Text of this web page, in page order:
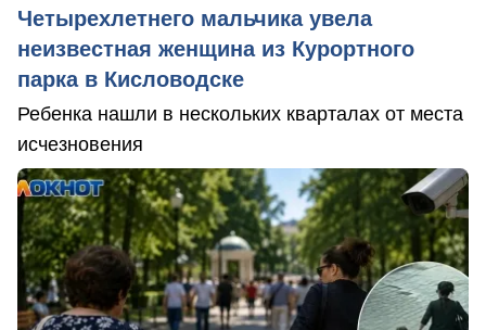
Четырехлетнего мальчика увела
неизвестная женщина из Курортного
парка в Кисловодске
Ребенка нашли в нескольких кварталах от места
исчезновения